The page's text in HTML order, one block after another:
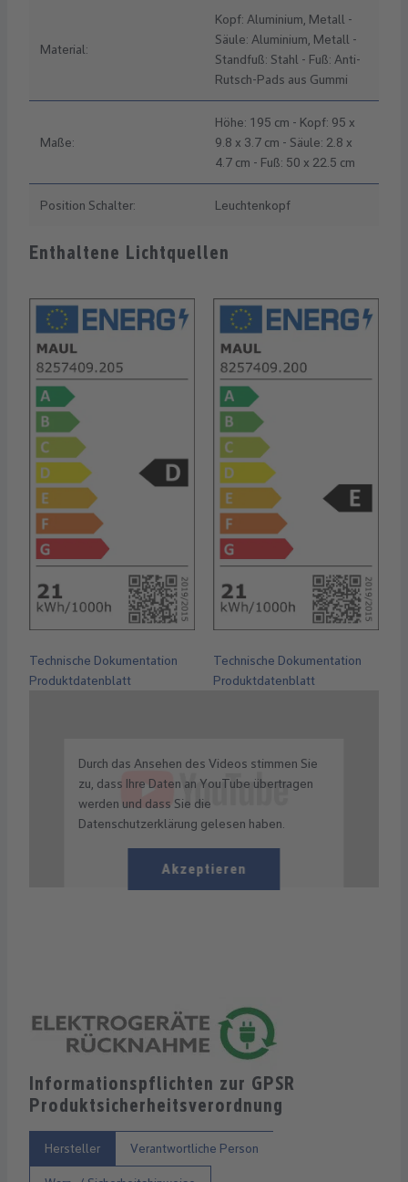
Material:
Kopf: Aluminium, Metall -
Säule: Aluminium, Metall -
Standfuß: Stahl - Fuß: Anti-
Rutsch-Pads aus Gummi
Maße:
Höhe: 195 cm - Kopf: 95 x
9.8 x 3.7 cm - Säule: 2.8 x
4.7 cm - Fuß: 50 x 22.5 cm
Position Schalter: Leuchtenkopf
Enthaltene Lichtquellen
Technische Dokumentation
Produktdatenblatt
Technische Dokumentation
Produktdatenblatt
Durch das Ansehen des Videos stimmen Sie
zu, dass Ihre Daten an YouTube übertragen
werden und dass Sie die
Datenschutzerklärung gelesen haben.
Akzeptieren
Informationspflichten zur GPSR
Produktsicherheitsverordnung
Hersteller Verantwortliche Person